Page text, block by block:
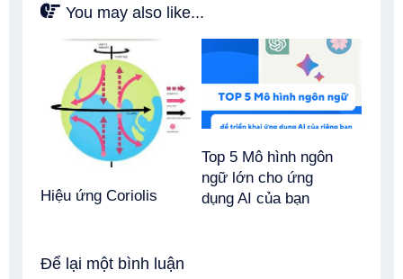
You may also like...
Hiệu ứng Coriolis
Top 5 Mô hình ngôn
ngữ lớn cho ứng
dụng AI của bạn
Để lại một bình luận